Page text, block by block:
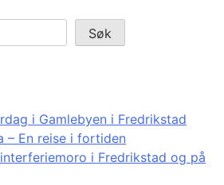
Søk
i Gamlebyen i Fredrikstad
– En reise i fortiden
i Fredrikstad og på